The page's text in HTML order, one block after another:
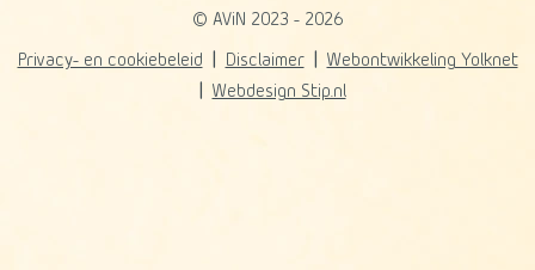
© AViN 2023 - 2026
Privacy- en cookiebeleid Disclaimer
Webontwikkeling Yolknet
Webdesign Stip.nl